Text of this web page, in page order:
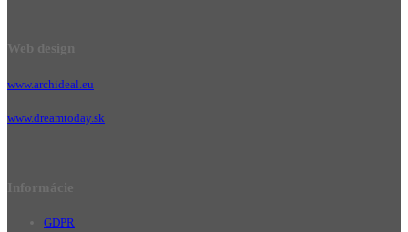
Web design
www.archideal.eu
www.dreamtoday.sk
Informácie
GDPR